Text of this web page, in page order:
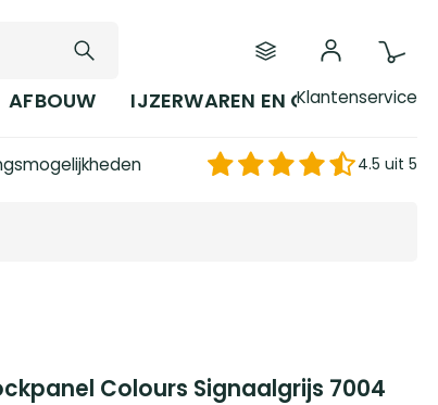
AFBOUW IJZERWAREN EN GEREEDSCHAP
Klantenservice
4.5 uit 5
Colours Signaalgrijs 7004